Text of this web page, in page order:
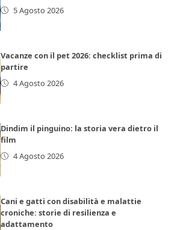
5 Agosto 2026
Vacanze con il pet 2026: checklist prima di
partire
4 Agosto 2026
Dindim il pinguino: la storia vera dietro il
film
4 Agosto 2026
Cani e gatti con disabilità e malattie
croniche: storie di resilienza e
adattamento